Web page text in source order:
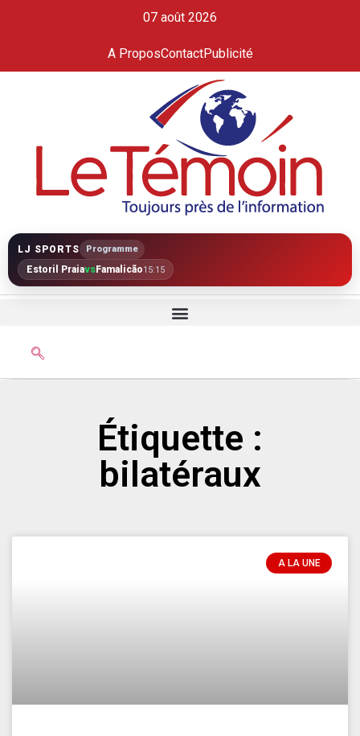
07 août 2026
A ProposContactPublicité
LJ SPORTS Programme
Estoril PraiavsFamalicão15:15
Étiquette :
bilatéraux
A LA UNE